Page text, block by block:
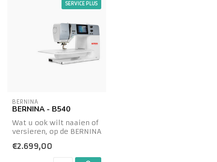
SERVICE PLUS
BERNINA
BERNINA - B540
Wat u ook wilt naaien of
versieren, op de BERNINA
tot uw b...
€2.699,00